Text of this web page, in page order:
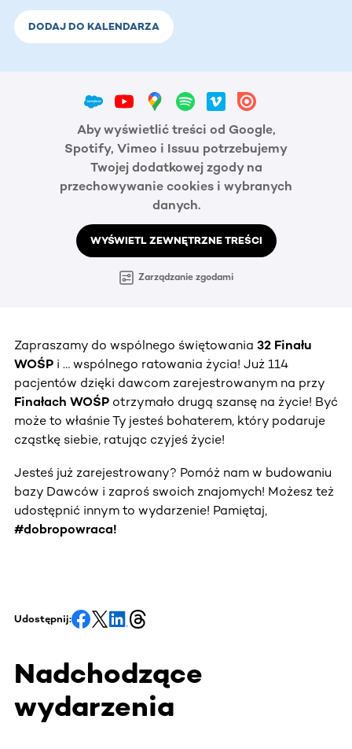
DODAJ DO KALENDARZA
Aby wyświetlić treści od Google,
Spotify, Vimeo i Issuu potrzebujemy
Twojej dodatkowej zgody na
przechowywanie cookies i wybranych
danych.
WYŚWIETL ZEWNĘTRZNE TREŚCI
Zarządzanie zgodami
Zapraszamy do wspólnego świętowania 32 Finału
WOŚP i … wspólnego ratowania życia! Już 114
pacjentów dzięki dawcom zarejestrowanym na przy
Finałach WOŚP otrzymało drugą szansę na życie! Być
może to właśnie Ty jesteś bohaterem, który podaruje
cząstkę siebie, ratując czyjeś życie!
Jesteś już zarejestrowany? Pomóż nam w budowaniu
bazy Dawców i zaproś swoich znajomych! Możesz też
udostępnić innym to wydarzenie! Pamiętaj,
#dobropowraca!
Udostępnij:
Nadchodzące
wydarzenia